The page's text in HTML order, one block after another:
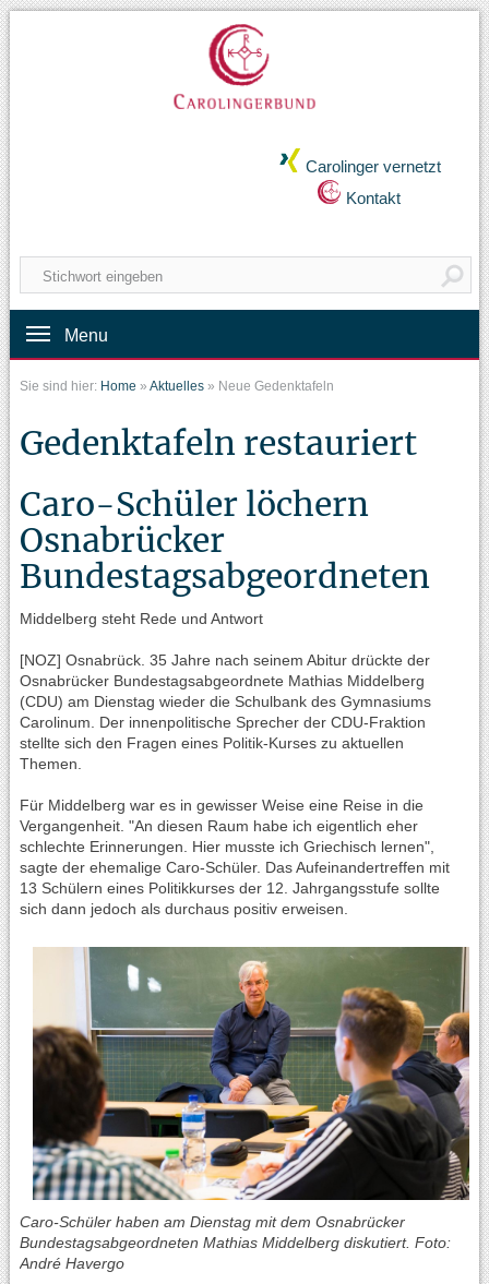
Carolinger vernetzt
Kontakt
Menu
Sie sind hier: Home » Aktuelles» Neue Gedenktafeln
Gedenktafeln restauriert
Caro-Schüler löchern
Osnabrücker
Bundestagsabgeordneten
Middelberg steht Rede und Antwort
[NOZ] Osnabrück. 35 Jahre nach seinem Abitur drückte der
Osnabrücker Bundestagsabgeordnete Mathias Middelberg
(CDU) am Dienstag wieder die Schulbank des Gymnasiums
Carolinum. Der innenpolitische Sprecher der CDU-Fraktion
stellte sich den Fragen eines Politik-Kurses zu aktuellen
Themen.
Für Middelberg war es in gewisser Weise eine Reise in die
Vergangenheit. "An diesen Raum habe ich eigentlich eher
schlechte Erinnerungen. Hier musste ich Griechisch lernen",
sagte der ehemalige Caro-Schüler. Das Aufeinandertreffen mit
13 Schülern eines Politikkurses der 12. Jahrgangsstufe sollte
sich dann jedoch als durchaus positiv erweisen.
Caro-Schüler haben am Dienstag mit dem Osnabrücker
Bundestagsabgeordneten Mathias Middelberg diskutiert. Foto:
André Havergo